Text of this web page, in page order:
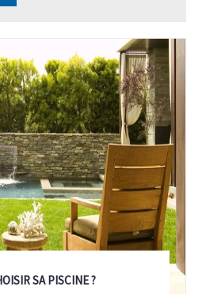
SA PISCINE ?